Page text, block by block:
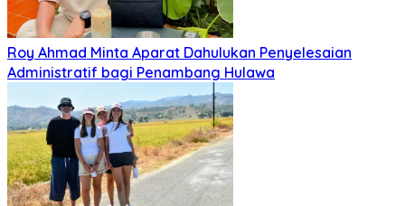
Roy Ahmad Minta Aparat Dahulukan Penyelesaian
Administratif bagi Penambang Hulawa